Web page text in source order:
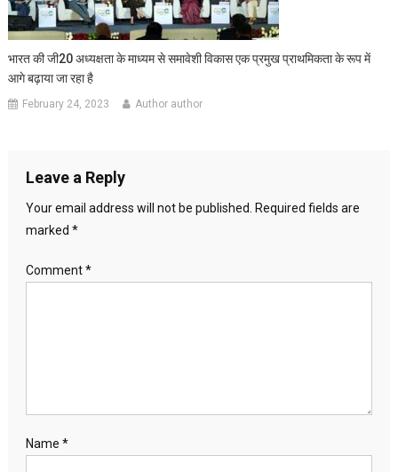
भारत की जी20 अध्यक्षता के माध्यम से समावेशी विकास एक प्रमुख प्राथमिकता के रूप में
आगे बढ़ाया जा रहा है
February 24, 2023 Author author
Leave a Reply
Your email address will not be published.
Required fields are
marked *
Comment*
Name *